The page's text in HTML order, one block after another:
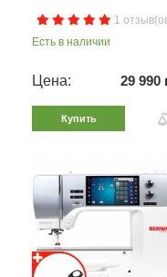
1
Есть в наличии
Цена: 29 990
Купить